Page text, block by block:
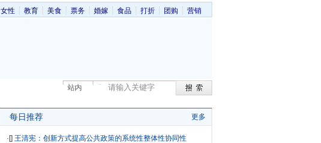
女性 教育 美食 票务 婚嫁 食品 打折 团购 营销
站内
每日推荐 更多
·[] 王清宪：创新方式提高公共政策的系统性整体性协同性